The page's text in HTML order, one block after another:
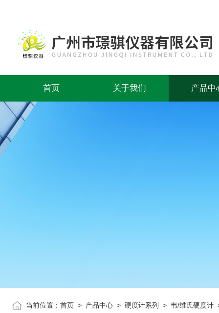
首页 关于我们 产品中
当前位置： 首页 > 产品中心 > 硬度计系列 > 韦/维氏硬度计